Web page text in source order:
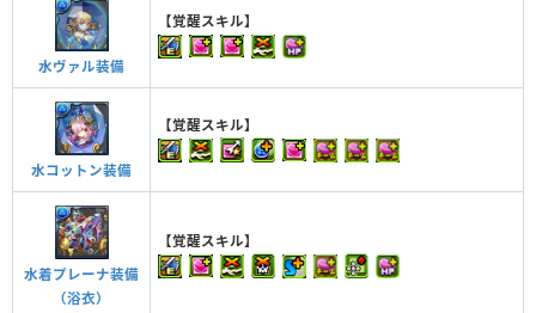
水ヴァル装備
【覚醒スキル】
水コットン装備
【覚醒スキル】
水着プレーナ装備
（浴衣）
【覚醒スキル】